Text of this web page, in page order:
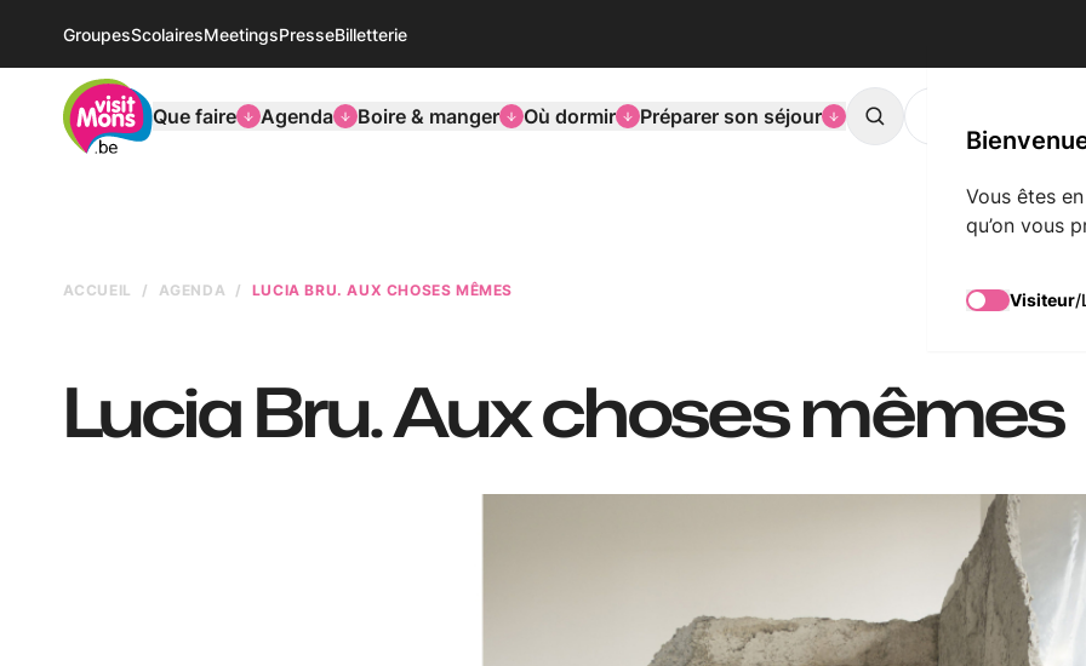
GroupesScolairesMeetingsPresseBilletterie
Vous êtes
qu’on vous
Visiteur/
VisitMons Logo
Que faire
Agenda Boire & manger Où dormir Préparer son séjour Search
ACCUEIL AGENDA LUCIA BRU. AUX CHOSES MÊMES
Lucia Bru. Aux choses mêmes